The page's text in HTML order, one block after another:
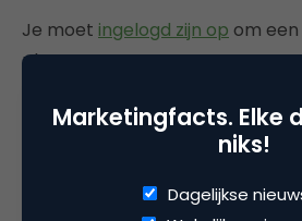
Je moet ingelogd zijn op om
plaatsen.
Marketingfacts. Elke
niks!
Dagelijkse